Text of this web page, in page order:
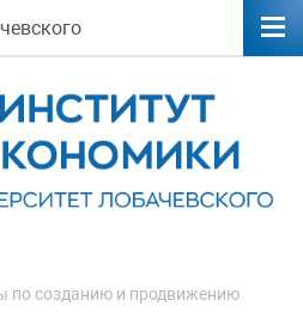
по созданию и продвижению